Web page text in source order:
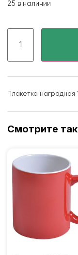
25 в наличии
Плакетка
Смотрите